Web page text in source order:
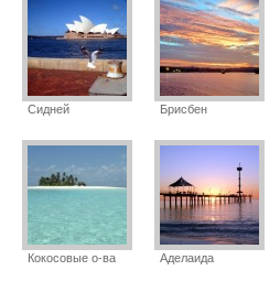
Сидней Брисбен
Кокосовые о-ва Аделаида